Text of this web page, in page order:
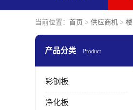
当前位置： 首页 > 供应商机 >
产品分类 Product
彩钢板
净化板